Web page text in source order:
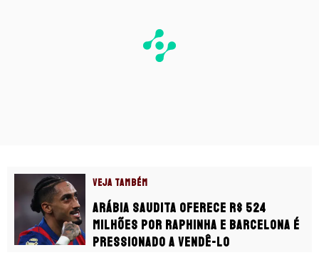
VEJA TAMBÉM
Arábia Saudita oferece R$ 524
milhões por Raphinha e Barcelona é
pressionado a vendê-lo